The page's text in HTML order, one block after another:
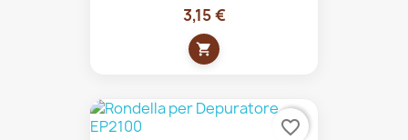
3,15 €
shopping_cart
favorite_border